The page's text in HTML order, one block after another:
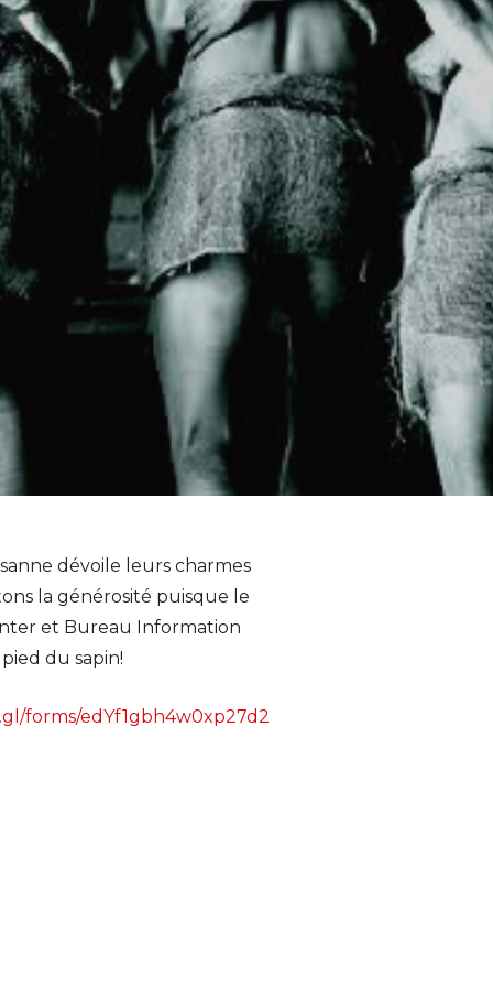
dévoile leurs charmes
la générosité puisque le
et Bureau Information
du sapin!
forms/edYf1gbh4w0xp27d2